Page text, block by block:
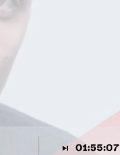
01:55:07